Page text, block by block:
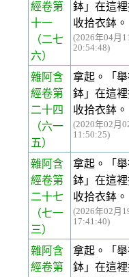
經卷第
十一
（二七
六）
鉢」在這
收拾衣鉢。
(2026年04月
20:54:48)
雜阿含
經卷第
二十四
（六一
五）
拿起。「舉
鉢」在這
收拾衣鉢。
(2020年02月
11:50:25)
雜阿含
經卷第
二十七
（七一
三）
拿起。「舉
鉢」在這
收拾衣鉢。
(2026年02月
17:41:40)
雜阿含
經卷第
拿起。「舉
鉢」在這